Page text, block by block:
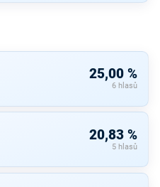
25,00 %
6 hlasů
20,83 %
5 hlasů